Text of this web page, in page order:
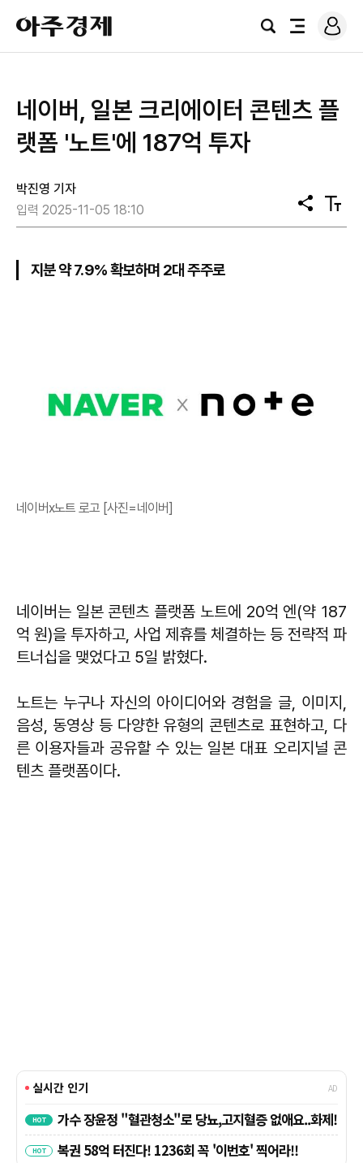
아
주
경
검
전
로
그
네이버, 일본 크리에이터 콘텐츠 플
랫폼 '노트'에 187억 투자
박진영 기자
입력 2025-11-05 18:10
공
유
텍
스
지분 약 7.9% 확보하며 2대 주주로
네이버x노트 로고 [사진=네이버]
네이버는 일본 콘텐츠 플랫폼 노트에 20억 엔(약 187
억 원)을 투자하고, 사업 제휴를 체결하는 등 전략적 파
트너십을 맺었다고 5일 밝혔다.
노트는 누구나 자신의 아이디어와 경험을 글, 이미지,
음성, 동영상 등 다양한 유형의 콘텐츠로 표현하고, 다
른 이용자들과 공유할 수 있는 일본 대표 오리지널 콘
텐츠 플랫폼이다.